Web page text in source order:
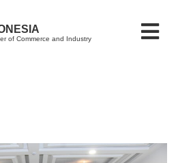
of Commerce and Industry